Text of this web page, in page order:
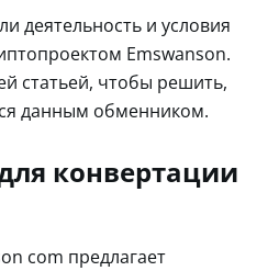
деятельность и условия
Emswanson.
статьей, чтобы решить,
данным обменником.
конвертации
com предлагает